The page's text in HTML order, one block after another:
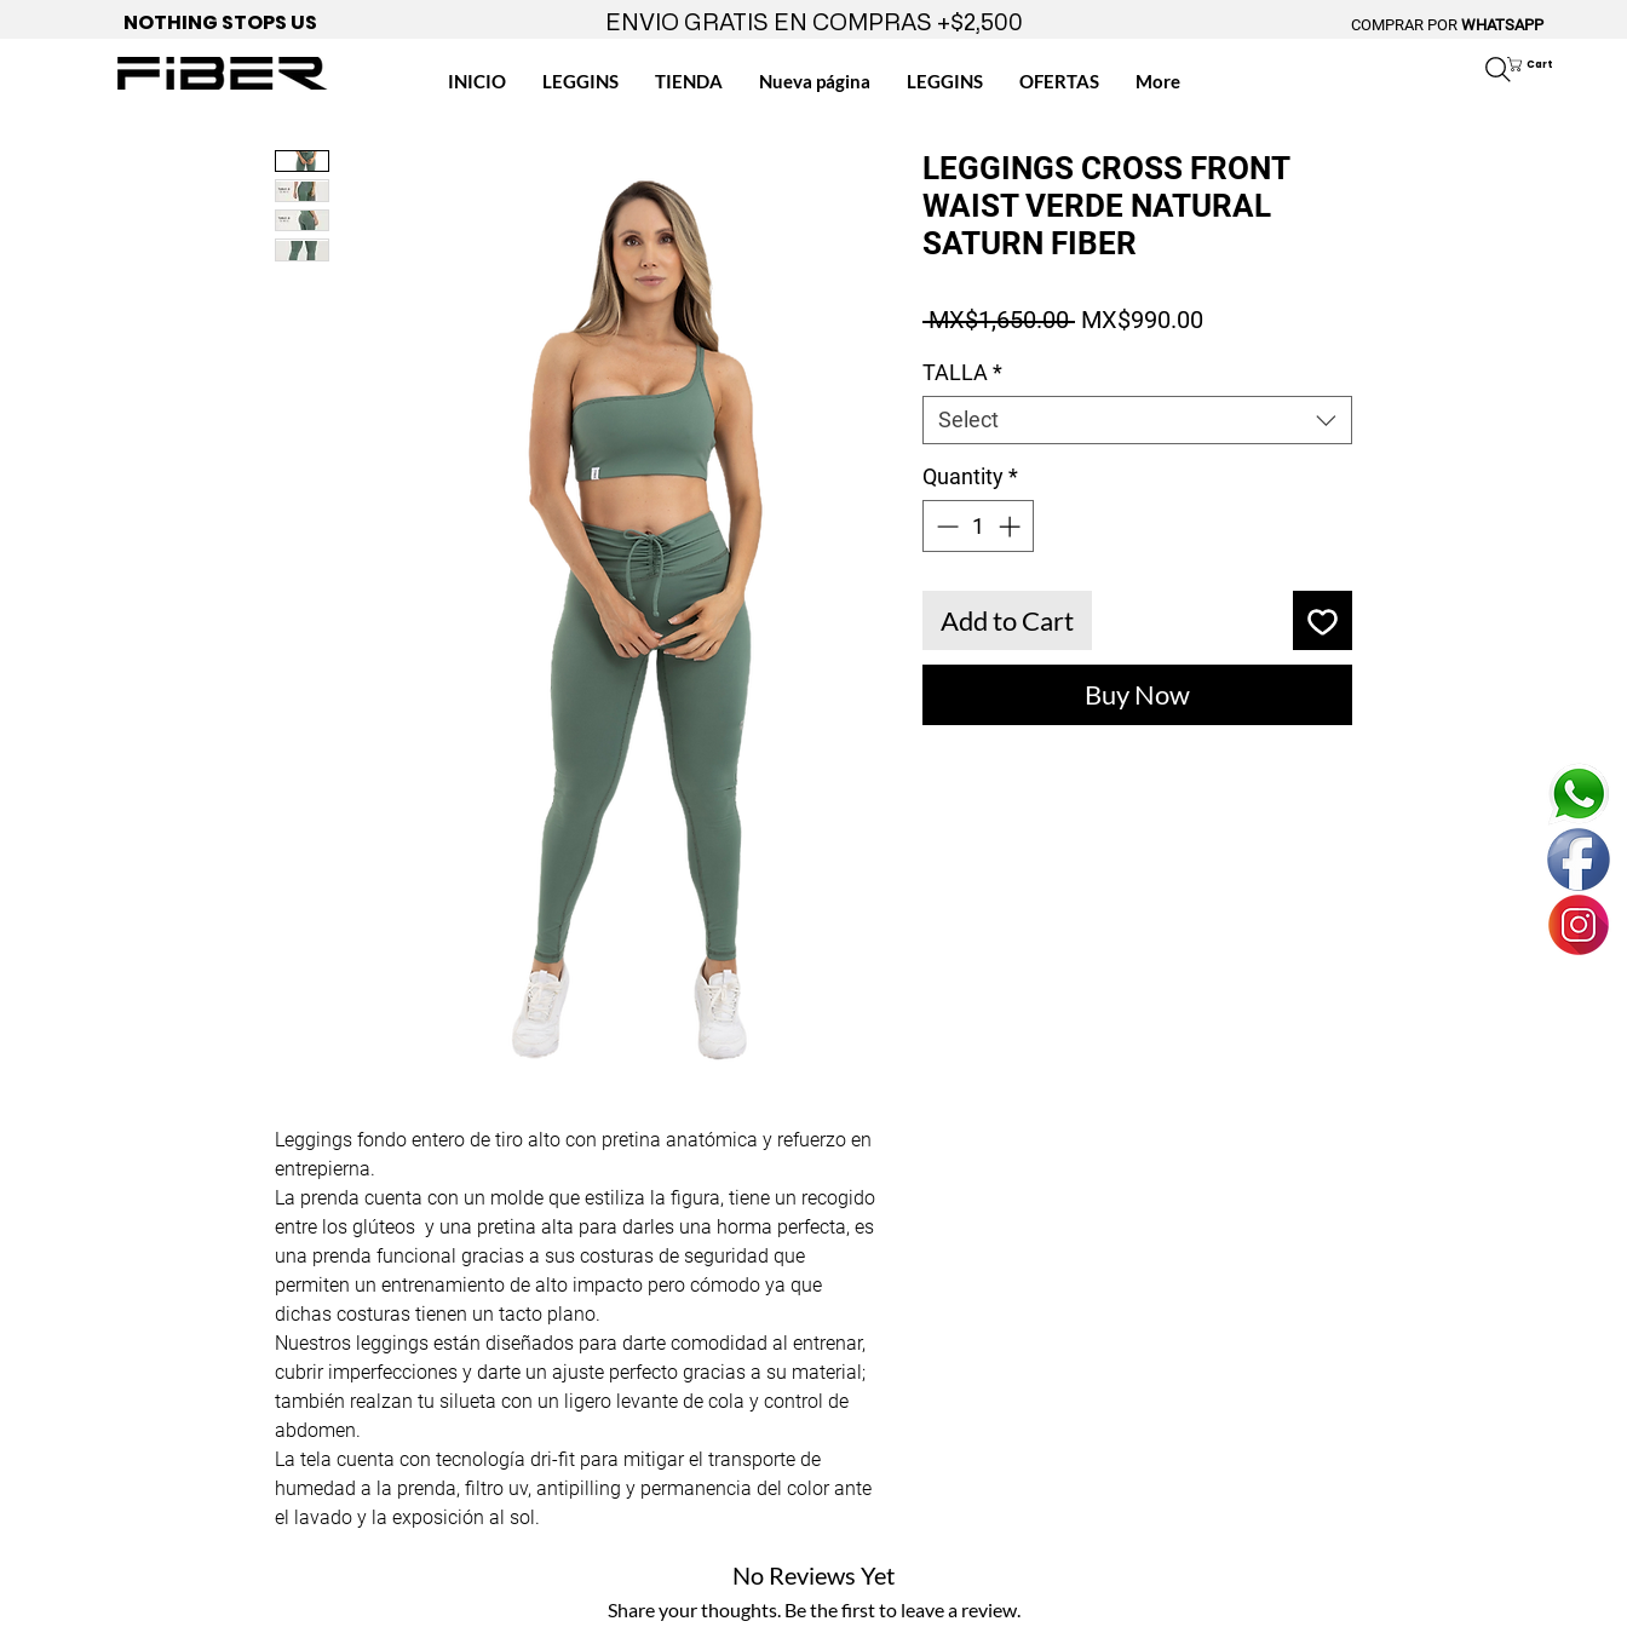
NOTHING STOPS US
INICIO LEGGINS TIENDA Nueva página LEGGINS OFERTAS More
ENVIO GRATIS EN COMPRAS +$2,500
Cart
COMPRAR POR WHATSAPP
Leggings fondo entero de tiro alto con pretina anatómica y refuerzo en
entrepierna.
La prenda cuenta con un molde que estiliza la figura, tiene un recogido
entre los glúteos y una pretina alta para darles una horma perfecta, es
una prenda funcional gracias a sus costuras de seguridad que
permiten un entrenamiento de alto impacto pero cómodo ya que
dichas costuras tienen un tacto plano.
Nuestros leggings están diseñados para darte comodidad al entrenar,
cubrir imperfecciones y darte un ajuste perfecto gracias a su material;
también realzan tu silueta con un ligero levante de cola y control de
abdomen.
La tela cuenta con tecnología dri-fit para mitigar el transporte de
humedad a la prenda, filtro uv, antipilling y permanencia del color ante
el lavado y la exposición al sol.
LEGGINGS CROSS FRONT
WAIST VERDE NATURAL
SATURN FIBER
MX$1,650.00 Regular Price
MX$990.00Sale Price
TALLA *
Select
Quantity*
Add to Cart
Buy Now
No Reviews Yet
Share your thoughts. Be the first to leave a review.